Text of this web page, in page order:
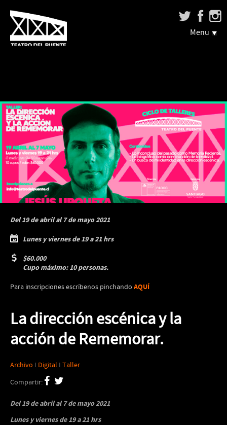
Menu
Del 19 de abril al 7 de mayo 2021
Lunes y viernes de 19 a 21 hrs
$60.000
Cupo máximo: 10 personas.
Para inscripciones escríbenos pinchando AQUÍ
La dirección escénica y la
acción de Rememorar.
Archivo I Digital I Taller
Compartir:
Del 19 de abril al 7 de mayo 2021
Lunes y viernes de 19 a 21 hrs